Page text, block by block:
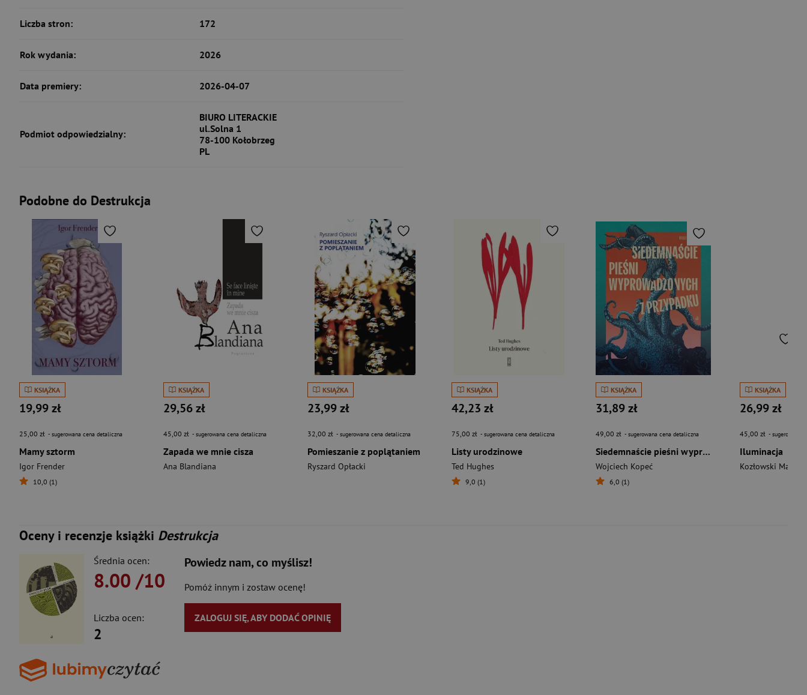
Liczba stron: 172
Rok wydania: 2026
Data premiery: 2026-04-07
Podmiot odpowiedzialny:
BIURO LITERACKIE
ul.Solna 1
78-100 Kołobrzeg
PL
Podobne do Destrukcja
KSIĄŻKA
19,99 zł
25,00 zł - sugerowana cena detaliczna
Mamy sztorm
Igor Frender
10,0 (1)
KSIĄŻKA
29,56 zł
45,00 zł - sugerowana cena detaliczna
Zapada we mnie cisza
Ana Blandiana
KSIĄŻKA
23,99 zł
32,00 zł - sugerowana cena detaliczna
Pomieszanie z poplątaniem
Ryszard Opłacki
KSIĄŻKA
42,23 zł
75,00 zł - sugerowana cena detaliczna
Listy urodzinowe
Ted Hughes
9,0 (1)
KSIĄŻKA
31,89 zł
49,00 zł - sugerowana cena detaliczna
Siedemnaście pieśni wyprowadzonych z przypadku
Wojciech Kopeć
6,0 (1)
KSIĄŻKA
26,99 zł
45,00 zł - sugerowana
Iluminacja
Kozłowski Mariusz
Oceny i recenzje książki Destrukcja
Średnia ocen:
8.00 /10
Liczba ocen:
2
Powiedz nam, co myślisz!
Pomóż innym i zostaw ocenę!
ZALOGUJ SIĘ, ABY DODAĆ OPINIĘ